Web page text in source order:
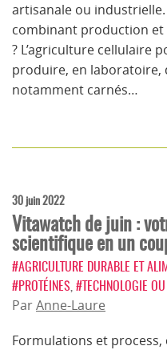
artisanale ou
combinant production
? L’agriculture cellulaire
produire, en laboratoire,
notamment carnés…
30 juin 2022
Vitawatch de juin :
scientifique en un
#AGRICULTURE DURABLE ET
#PROTÉINES #TECHNOLOGIE
ParAnne-Laure
Formulations et